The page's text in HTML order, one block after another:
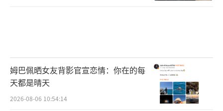
姆巴佩晒女友背影官宣恋情：你在的每
天都是晴天
2026-08-06 10:54:14